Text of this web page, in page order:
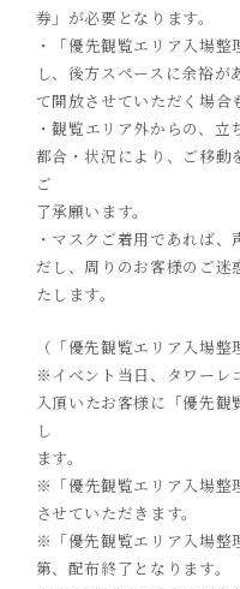
券」が必要となります。
・
「優先観覧エリア入場
し、後方スペースに余裕
て開放させていただく場合
・観覧エリア外からの、立
都合・状況により、ご移動
ご
了承願います。
・マスクご着用であれば
だし、周りのお客様のご迷
たします。
（「優先観覧エリア入場整
※イベント当日、タワーレ
入頂いたお客様に「優先観
し
ます。
※ 「優先観覧エリア入場
させていただきます。
※「優先観覧エリア入場整
第、配布終了となります。